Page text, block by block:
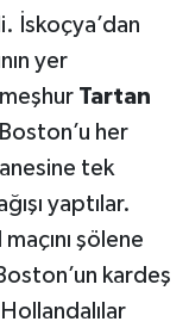
İskoçya’dan
yer
Tartan
her
tek
yaptılar.
şölene
kardeş
Hollandalılar